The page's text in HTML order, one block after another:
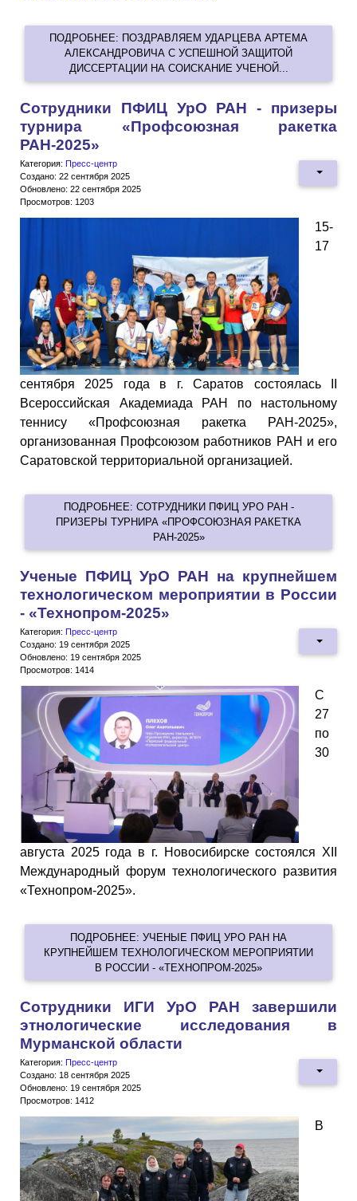
ПОДРОБНЕЕ: ПОЗДРАВЛЯЕМ УДАРЦЕВА АРТЕМА
АЛЕКСАНДРОВИЧА С УСПЕШНОЙ ЗАЩИТОЙ
ДИССЕРТАЦИИ НА СОИСКАНИЕ УЧЕНОЙ...
Сотрудники ПФИЦ УрО РАН - призеры
турнира «Профсоюзная ракетка
РАН-2025»
Категория: Пресс-центр
Создано: 22 сентября 2025
Обновлено: 22 сентября 2025
Просмотров: 1203
15-
17
сентября 2025 года в г. Саратов состоялась II
Всероссийская Академиада РАН по настольному
теннису «Профсоюзная ракетка РАН-2025»,
организованная Профсоюзом работников РАН и его
Саратовской территориальной организацией.
ПОДРОБНЕЕ: СОТРУДНИКИ ПФИЦ УРО РАН -
ПРИЗЕРЫ ТУРНИРА «ПРОФСОЮЗНАЯ РАКЕТКА
РАН-2025»
Ученые ПФИЦ УрО РАН на крупнейшем
технологическом мероприятии в России
- «Технопром-2025»
Категория: Пресс-центр
Создано: 19 сентября 2025
Обновлено: 19 сентября 2025
Просмотров: 1414
С
27
по
30
августа 2025 года в г. Новосибирске состоялся XII
Международный форум технологического развития
«Технопром-2025».
ПОДРОБНЕЕ: УЧЕНЫЕ ПФИЦ УРО РАН НА
КРУПНЕЙШЕМ ТЕХНОЛОГИЧЕСКОМ МЕРОПРИЯТИИ
В РОССИИ - «ТЕХНОПРОМ-2025»
Сотрудники ИГИ УрО РАН завершили
этнологические исследования в
Мурманской области
Категория: Пресс-центр
Создано: 18 сентября 2025
Обновлено: 19 сентября 2025
Просмотров: 1412
В